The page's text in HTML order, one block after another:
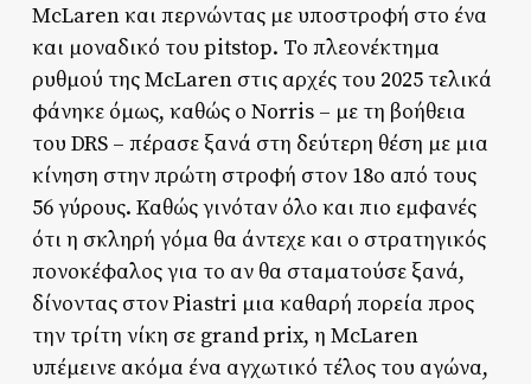
McLaren και περνώντας με υποστροφή στο ένα
και μοναδικό του pitstop. Το πλεονέκτημα
ρυθμού της McLaren στις αρχές του 2025 τελικά
φάνηκε όμως, καθώς ο Norris – με τη βοήθεια
του DRS – πέρασε ξανά στη δεύτερη θέση με μια
κίνηση στην πρώτη στροφή στον 18ο από τους
56 γύρους. Καθώς γινόταν όλο και πιο εμφανές
ότι η σκληρή γόμα θα άντεχε και ο στρατηγικός
πονοκέφαλος για το αν θα σταματούσε ξανά,
δίνοντας στον Piastri μια καθαρή πορεία προς
την τρίτη νίκη σε grand prix, η McLaren
υπέμεινε ακόμα ένα αγχωτικό τέλος του αγώνα,